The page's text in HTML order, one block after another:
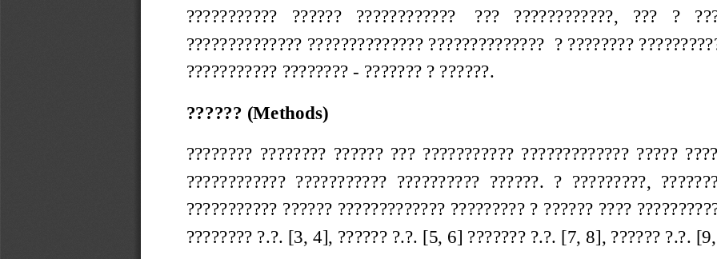
???????????   ??????   ????????????    ???   ????????????,   ???   ?
?????????????? ?????????????? ??????????????  ? ????????
??????????? ???????? - ??????? ? ??????.
?????? (Methods)
????????  ????????  ??????  ???  ???????????  ?????????????  ?????
????????????  ???????????  ??????????  ??????.  ?  ?????????,
??????????? ?????? ????????????? ????????? ? ?????? ????
???????? ?.?. [3, 4], ?????? ?.?. [5, 6] ??????? ?.?. [7, 8], ?????? ?.?.